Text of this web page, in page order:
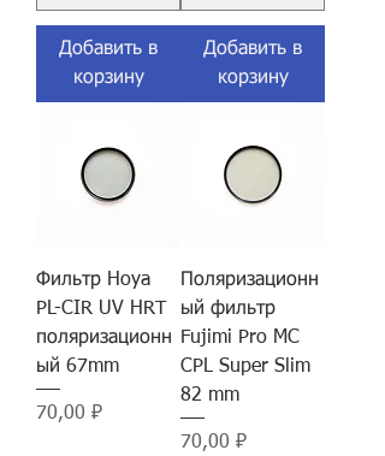
Добавить в
корзину
Добавить в
корзину
Фильтр Hoya
PL-CIR UV HRT
поляризационн
ый 67mm
Цена
70,00 ₽
Поляризационн
ый фильтр
Fujimi Pro MC
CPL Super Slim
82 mm
Цена
70,00 ₽